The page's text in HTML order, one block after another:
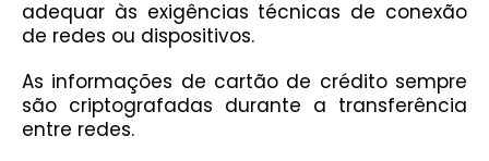
adequar às exigências técnicas de conexão
de redes ou dispositivos.
As informações de cartão de crédito sempre
são criptografadas durante a transferência
entre redes.